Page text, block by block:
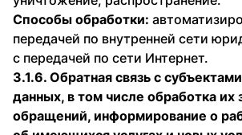
Способы обработки:
передачей по внутренней сети
с передачей по сети Интернет.
3.1.6. Обратная связь с
данных, в том числе обработка их
обращений, информирование о